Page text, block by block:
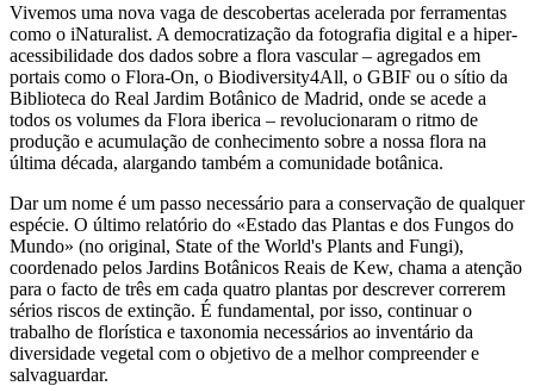
Vivemos uma nova vaga de descobertas acelerada por ferramentas
como o iNaturalist. A democratização da fotografia digital e a hiper-
acessibilidade dos dados sobre a flora vascular – agregados em
portais como o Flora-On, o Biodiversity4All, o GBIF ou o sítio da
Biblioteca do Real Jardim Botânico de Madrid, onde se acede a
todos os volumes da Flora iberica – revolucionaram o ritmo de
produção e acumulação de conhecimento sobre a nossa flora na
última década, alargando também a comunidade botânica.
Dar um nome é um passo necessário para a conservação de qualquer
espécie. O último relatório do «Estado das Plantas e dos Fungos do
Mundo» (no original, State of the World's Plants and Fungi),
coordenado pelos Jardins Botânicos Reais de Kew, chama a atenção
para o facto de três em cada quatro plantas por descrever correrem
sérios riscos de extinção. É fundamental, por isso, continuar o
trabalho de florística e taxonomia necessários ao inventário da
diversidade vegetal com o objetivo de a melhor compreender e
salvaguardar.